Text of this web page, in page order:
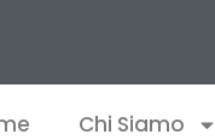
Chi Siamo